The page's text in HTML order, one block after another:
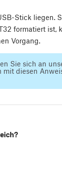
Stick liegen.
formatiert ist,
Vorgang.
Sie sich an
mit diesen